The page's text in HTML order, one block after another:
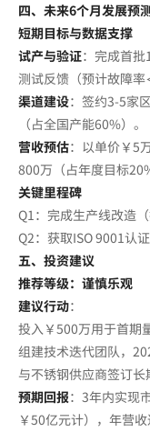
四、未来6个月发展预
短期目标与数据支撑
试产与验证：完成首
测试反馈（预计故障率
渠道建设：签约3-5家
（占全国产能60%）。
营收预估：以单价￥5
800万（占年度目标
关键里程碑
Q1：完成生产线改造
Q2：获取ISO 9001认
五、投资建议
推荐等级：谨慎乐观
建议行动：
投入￥500万用于首期
组建技术迭代团队，
与不锈钢供应商签订长
预期回报：3年内实现
￥50亿元计），年营收